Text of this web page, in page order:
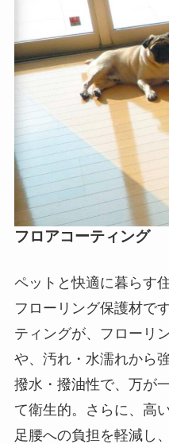
フロアコーティング
ペットと快適に暮らす
フローリング保護材で
ティングが、フローリ
や、汚れ・水濡れから
撥水・撥油性で、万が
て衛生的。さらに、高
足腰への負担を軽減し